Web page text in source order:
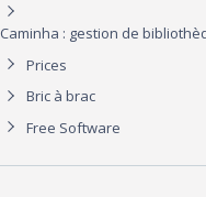
Caminha : gestion de
Prices
Bric à brac
Free Software